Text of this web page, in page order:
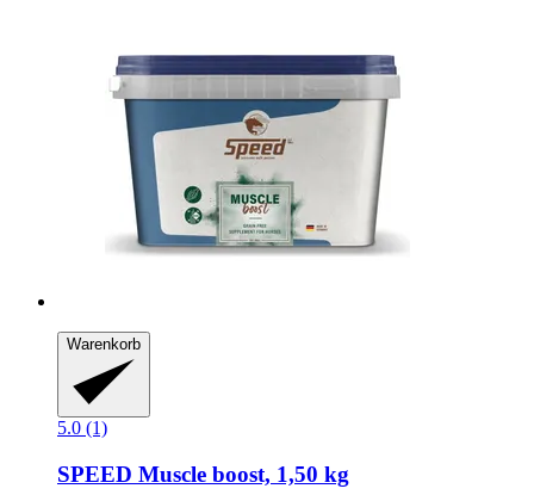
Warenkorb
5.0 (1)
SPEED Muscle boost, 1,50 kg